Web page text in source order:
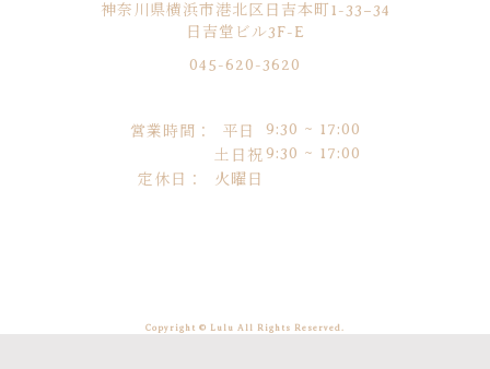
神奈川県横浜市港北区日吉本町1-33−34
日吉堂ビル3F-E
045-620-3620
営業時間： 平日
9:30 ~ 17:00
土日祝 9:30 ~ 17:00
定休日：
火曜日
Copyright © Lulu All Rights Reserved.